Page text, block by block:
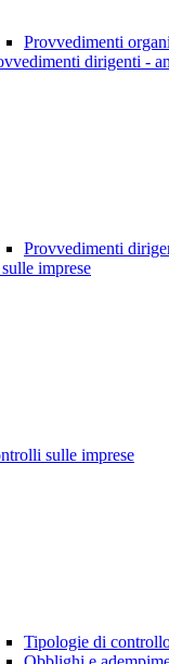
Provvedimenti
dirigenti -
Provvedimenti
imprese
sulle imprese
Tipologie di